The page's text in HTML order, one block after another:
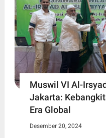
Muswil VI Al-
Jakarta:
Era Global
Desember 20, 2024